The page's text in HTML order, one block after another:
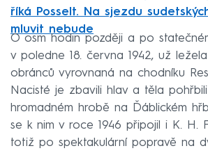
říká Posselt. Na sjezdu
mluvit nebude
O osm hodin později a po
v poledne 18. června 1942, už
obránců vyrovnaná na chodníku
Nacisté je zbavili hlav a těla
hromadném hrobě na Ďáblickém
se k nim v roce 1946 připojil i K. H.
totiž po spektakulární popravě na